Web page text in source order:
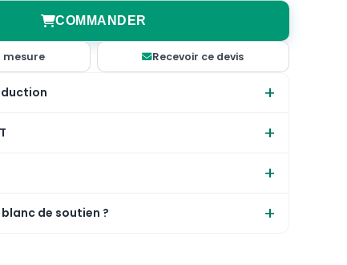
COMMANDER
mesure Recevoir ce devis
de soutien ?